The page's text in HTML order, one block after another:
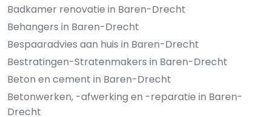
Badkamer renovatie in Baren-Drecht
Behangers in Baren-Drecht
Bespaaradvies aan huis in Baren-Drecht
Bestratingen-Stratenmakers in Baren-Drecht
Beton en cement in Baren-Drecht
Betonwerken, -afwerking en -reparatie in Baren-
Drecht